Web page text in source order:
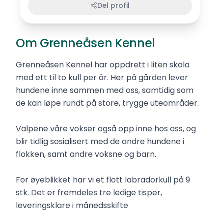
Del profil
Om Grenneåsen Kennel
Grenneåsen Kennel har oppdrett i liten skala
med ett til to kull per år. Her på gården lever
hundene inne sammen med oss, samtidig som
de kan løpe rundt på store, trygge uteområder.
Valpene våre vokser også opp inne hos oss, og
blir tidlig sosialisert med de andre hundene i
flokken, samt andre voksne og barn.
For øyeblikket har vi et flott labradorkull på 9
stk. Det er fremdeles tre ledige tisper,
leveringsklare i månedsskifte